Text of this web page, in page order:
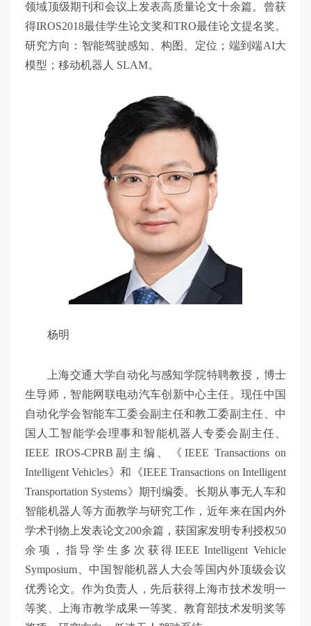
领域顶级期刊和会议上发表高质量论文十余篇。曾获
得IROS2018最佳学生论文奖和TRO最佳论文提名奖。
研究方向：智能驾驶感知、构图、定位；端到端AI大
模型；移动机器人 SLAM。
杨明
上海交通大学自动化与感知学院特聘教授，博士
生导师，智能网联电动汽车创新中心主任。现任中国
自动化学会智能车工委会副主任和教工委副主任、中
国人工智能学会理事和智能机器人专委会副主任、
IEEE IROS-CPRB副主编、《IEEE Transactions on
Intelligent Vehicles》和《IEEE Transactions on Intelligent
Transportation Systems》期刊编委。长期从事无人车和
智能机器人等方面教学与研究工作，近年来在国内外
学术刊物上发表论文200余篇，获国家发明专利授权50
余项，指导学生多次获得IEEE Intelligent Vehicle
Symposium、中国智能机器人大会等国内外顶级会议
优秀论文。作为负责人，先后获得上海市技术发明一
等奖、上海市教学成果一等奖、教育部技术发明奖等